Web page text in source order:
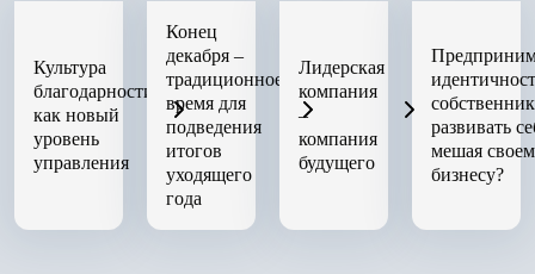
Культура
благодарности
как новый
уровень
управления
Конец
декабря –
традиционное
время для
подведения
итогов
уходящего
года
Лидерская
компания
–
компания
будущего
развивать
мешая
бизнесу?